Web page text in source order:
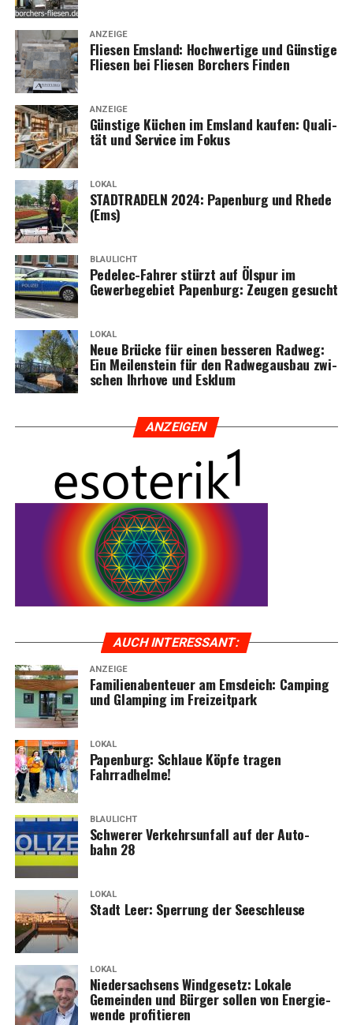
ANZEIGE
Flie­sen Ems­land: Hoch­wer­ti­ge und Güns­ti­ge
Flie­sen bei Flie­sen Bor­chers Finden
ANZEIGE
Güns­ti­ge Küchen im Ems­land kau­fen: Qua­li­
tät und Ser­vice im Fokus
LOKAL
STADTRADELN 2024: Papen­burg und Rhe­de
(Ems)
BLAULICHT
Pedelec-Fah­rer stürzt auf Ölspur im
Gewer­be­ge­biet Papen­burg: Zeu­gen gesucht
LOKAL
Neue Brü­cke für einen bes­se­ren Rad­weg:
Ein Mei­len­stein für den Rad­weg­aus­bau zwi­
schen Ihr­ho­ve und Esklum
ANZEI­GEN
AUCH INTER­ES­SANT:
ANZEIGE
Fami­li­en­aben­teu­er am Ems­deich: Cam­ping
und Glam­ping im Freizeitpark
LOKAL
Papen­burg: Schlaue Köp­fe tra­gen
Fahrradhelme!
BLAULICHT
Schwe­rer Ver­kehrs­un­fall auf der Auto­
bahn 28
LOKAL
Stadt Leer: Sper­rung der Seeschleuse
LOKAL
Nie­der­sach­sens Wind­ge­setz: Loka­le
Gemein­den und Bür­ger sol­len von Ener­gie­
wen­de profitieren